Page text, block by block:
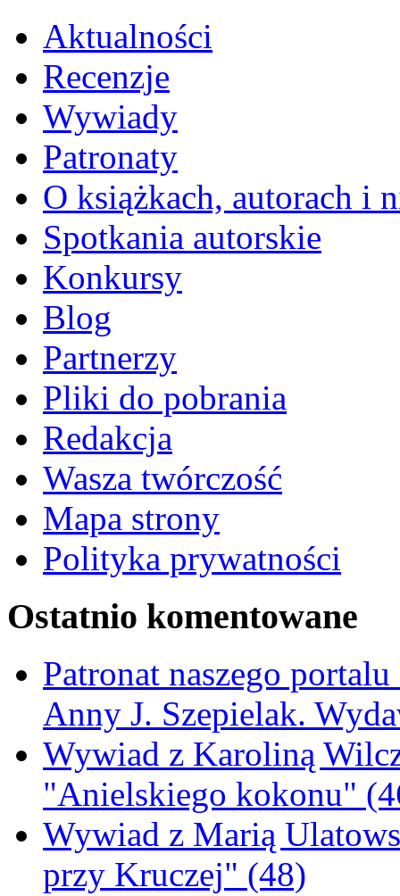
Aktualności
Recenzje
Wywiady
Patronaty
O książkach, autorach i
Spotkania autorskie
Konkursy
Blog
Partnerzy
Pliki do pobrania
Redakcja
Wasza twórczość
Mapa strony
Polityka prywatności
Ostatnio komentowane
Patronat naszego
Anny J. Szepielak.
Wywiad z Karoliną
"Anielskiego kokonu"
Wywiad z Marią
przy Kruczej" (48)